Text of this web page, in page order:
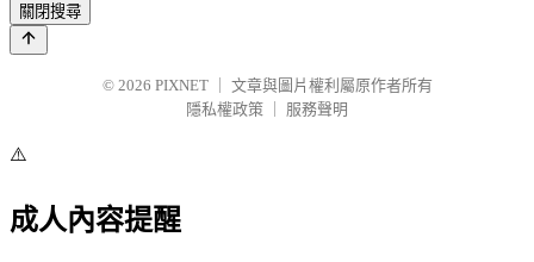
關閉搜尋
© 2026 PIXNET
文章與圖片權利屬原作者所有
隱私權政策
服務聲明
⚠️
成人內容提醒